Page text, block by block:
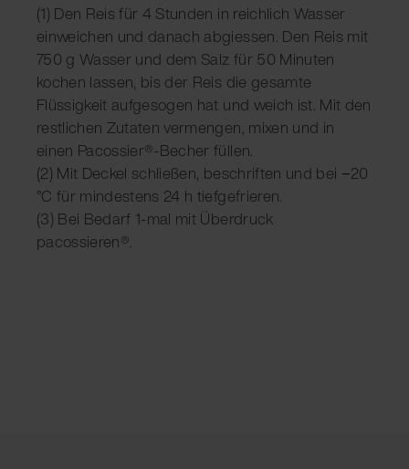
(1) Den Reis für 4 Stunden in reichlich Wasser
einweichen und danach abgiessen. Den Reis mit
750 g Wasser und dem Salz für 50 Minuten
kochen lassen, bis der Reis die gesamte
Flüssigkeit aufgesogen hat und weich ist. Mit den
restlichen Zutaten vermengen, mixen und in
einen Pacossier®-Becher füllen.
(2) Mit Deckel schließen, beschriften und bei −20
°C für mindestens 24 h tiefgefrieren.
(3) Bei Bedarf 1-mal mit Überdruck
pacossieren®.